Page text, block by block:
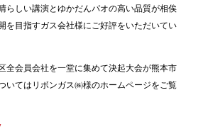
らしい講演とゆかだんパオの高い品質が相俟
を目指すガス会社様にご好評をいただいてい
全会員会社を一堂に集めて決起大会が熊本市
いてはリボンガス㈱様のホームページをご覧